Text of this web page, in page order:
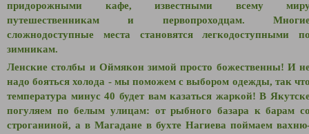
придорожными кафе, известными всему
путешественникам и первопроходцам.
сложнодоступные места становятся легкодоступными
зимникам.
Ленские столбы и Оймякон зимой просто божественны! И
надо бояться холода - мы поможем с выбором одежды, так
температура минус 40 будет вам казаться жаркой! В
погуляем по белым улицам: от рыбного базара к барам
строганиной, а в Магадане в бухте Нагиева поймаем